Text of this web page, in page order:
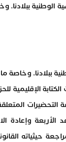
الوطنية
ببلادنا. وخاصة
يوم 21 يوليوز 2022
التحضيرات
الأربعة
القرار الدستوري رقم 179/22